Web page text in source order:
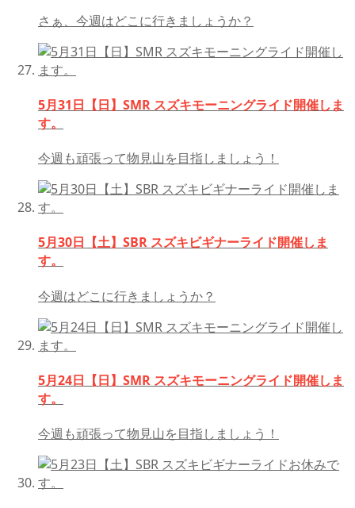
さぁ、今週はどこに行きましょうか？
5月31日【日】SMR スズキモーニングライド開催しま
す。
今週も頑張って物見山を目指しましょう！
5月30日【土】SBR スズキビギナーライド開催しま
す。
今週はどこに行きましょうか？
5月24日【日】SMR スズキモーニングライド開催しま
す。
今週も頑張って物見山を目指しましょう！